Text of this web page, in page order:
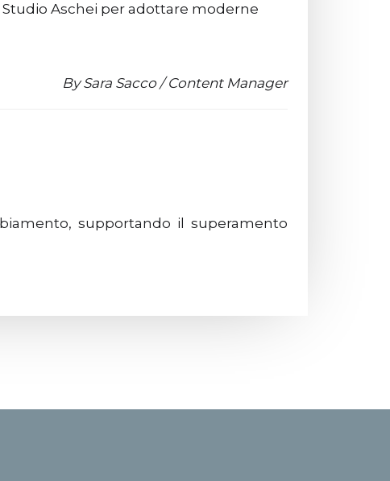
Aschei per adottare moderne
By Sara Sacco / Content Manager
supportando il superamento